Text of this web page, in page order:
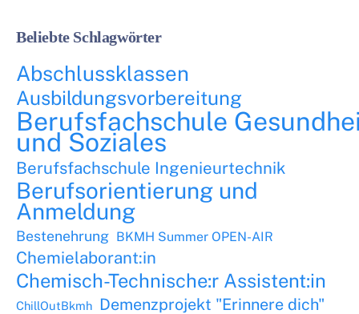
Beliebte Schlagwörter
Abschlussklassen
Ausbildungsvorbereitung
Berufsfachschule
und Soziales
Berufsfachschule Ingenieurtechnik
Berufsorientierung und
Anmeldung
Bestenehrung BKMH Summer OPEN-AIR
Chemielaborant:in
Chemisch-Technische:r Assistent:in
ChillOutBkmh Demenzprojekt "Erinnere dich"